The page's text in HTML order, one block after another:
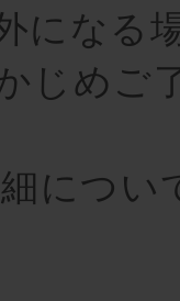
になる
じめご
につい